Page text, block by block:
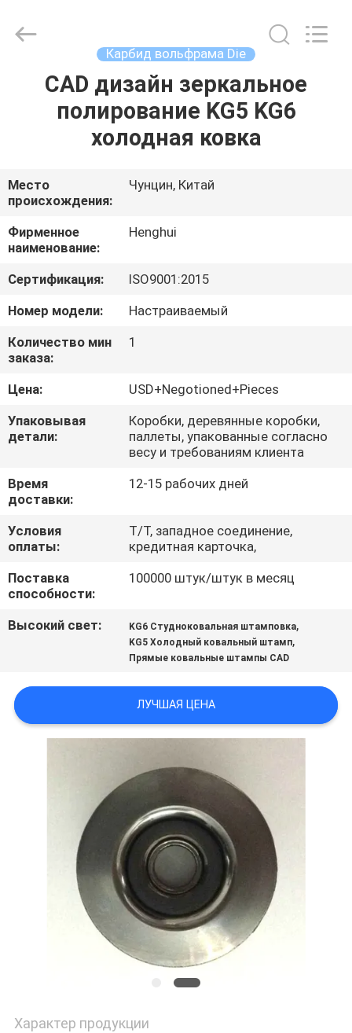
ДОМ
ПРОДУКТЫ
ВИДЕО
О
НАС
ПУТЕШЕСТВИЕ
ФАБРИКИ
ПРОВЕРКА
КАЧЕСТВА
СВЯЖИТЕСЬ
МЫ
НОВОСТИ
СПРОСИТЕ
ЦИТАТУ
САЙТА
ПОЛИТИКА
КОНФИДЕНЦИАЛЬНОСТИ
Карбид вольфрама Die
CAD дизайн зеркальное
полирование KG5 KG6
холодная ковка
Место
происхождения:
Чунцин, Китай
Фирменное
наименование:
Henghui
Сертификация:
ISO9001:2015
Номер модели:
Настраиваемый
Количество мин
заказа:
1
Цена:
USD+Negotioned+Pieces
Упаковывая
детали:
Коробки, деревянные коробки,
паллеты, упакованные согласно
весу и требованиям клиента
Время
доставки:
12-15 рабочих дней
Условия
оплаты:
T/T, западное соединение,
кредитная карточка,
Поставка
способности:
100000 штук/штук в месяц
Высокий свет: KG6 Студноковальная штамповка,
KG5 Холодный ковальный штамп,
Прямые ковальные штампы CAD
ЛУЧШАЯ ЦЕНА
Характер продукции